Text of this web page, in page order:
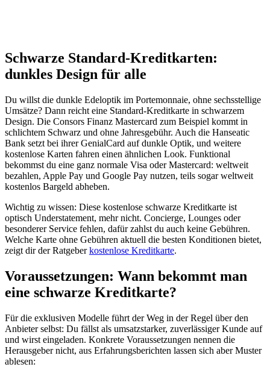
Schwarze Standard-Kreditkarten:
dunkles Design für alle
Du willst die dunkle Edeloptik im Portemonnaie, ohne sechsstellige
Umsätze? Dann reicht eine Standard-Kreditkarte in schwarzem
Design. Die Consors Finanz Mastercard zum Beispiel kommt in
schlichtem Schwarz und ohne Jahresgebühr. Auch die Hanseatic
Bank setzt bei ihrer GenialCard auf dunkle Optik, und weitere
kostenlose Karten fahren einen ähnlichen Look. Funktional
bekommst du eine ganz normale Visa oder Mastercard: weltweit
bezahlen, Apple Pay und Google Pay nutzen, teils sogar weltweit
kostenlos Bargeld abheben.
Wichtig zu wissen: Diese kostenlose schwarze Kreditkarte ist
optisch Understatement, mehr nicht. Concierge, Lounges oder
besonderer Service fehlen, dafür zahlst du auch keine Gebühren.
Welche Karte ohne Gebühren aktuell die besten Konditionen bietet,
zeigt dir der Ratgeberkostenlose Kreditkarte.
Voraussetzungen: Wann bekommt man
eine schwarze Kreditkarte?
Für die exklusiven Modelle führt der Weg in der Regel über den
Anbieter selbst: Du fällst als umsatzstarker, zuverlässiger Kunde auf
und wirst eingeladen. Konkrete Voraussetzungen nennen die
Herausgeber nicht, aus Erfahrungsberichten lassen sich aber Muster
ablesen: